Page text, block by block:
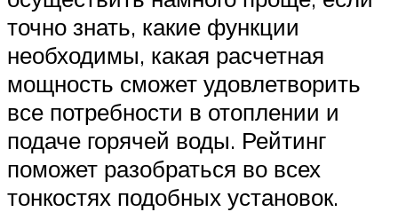
точно знать, какие функции
необходимы, какая расчетная
мощность сможет удовлетворить
все потребности в отоплении и
подаче горячей воды. Рейтинг
поможет разобраться во всех
тонкостях подобных установок.